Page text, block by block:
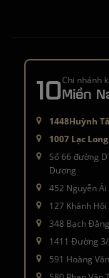
10Chi nhánh
Miền
1448Huỳnh
1007 Lạc
Số 66 đường
Dương
452 Nguyễn Ái
127 Khánh Hội
348 Bạch
1411 Đường 3/
591 Hoàng